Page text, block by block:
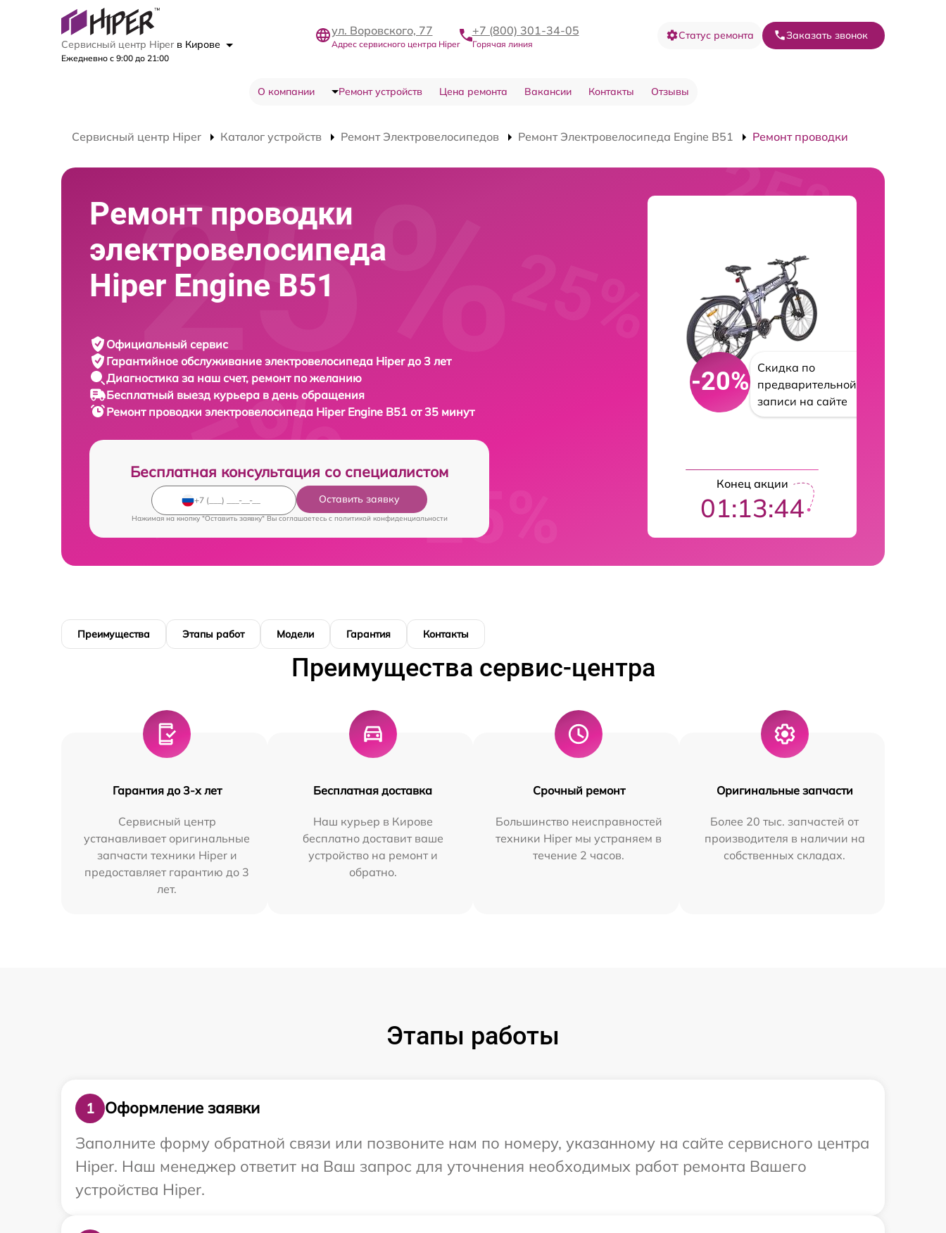
Сервисный центр Hiper в Кирове
Ежедневно с 9:00 до 21:00
ул. Воровского, 77
Адрес сервисного центра Hiper
+7 (800) 301-34-05
Горячая линия
Статус ремонта Заказать звонок
О компании Ремонт устройств Цена ремонта Вакансии Контакты Отзывы
Сервисный центр Hiper Каталог устройств Ремонт Электровелосипедов Ремонт Электровелосипеда Engine B51 Ремонт проводки
Ремонт проводки
электровелосипеда
Hiper Engine B51
Официальный сервис
Гарантийное обслуживание электровелосипеда Hiper до 3 лет
Диагностика за наш счет, ремонт по желанию
Бесплатный выезд курьера в день обращения
Ремонт проводки электровелосипеда Hiper Engine B51 от 35 минут
Бесплатная консультация со специалистом
Оставить заявку
Нажимая на кнопку "Оставить заявку" Вы соглашаетесь c политикой конфиденциальности
-20%
Скидка по
предварительной
записи на сайте
Конец акции
01:13:43
Преимущества Этапы работ Модели Гарантия Контакты
Преимущества сервис-центра
Гарантия до 3-х лет
Сервисный центр
устанавливает оригинальные
запчасти техники Hiper и
предоставляет гарантию до 3
лет.
Бесплатная доставка
Наш курьер в Кирове
бесплатно доставит ваше
устройство на ремонт и
обратно.
Срочный ремонт
Большинство неисправностей
техники Hiper мы устраняем в
течение 2 часов.
Оригинальные запчасти
Более 20 тыс. запчастей от
производителя в наличии на
собственных складах.
Этапы работы
1
Оформление заявки
Заполните форму обратной связи или позвоните нам по номеру, указанному на сайте сервисного центра
Hiper. Наш менеджер ответит на Ваш запрос для уточнения необходимых работ ремонта Вашего
устройства Hiper.